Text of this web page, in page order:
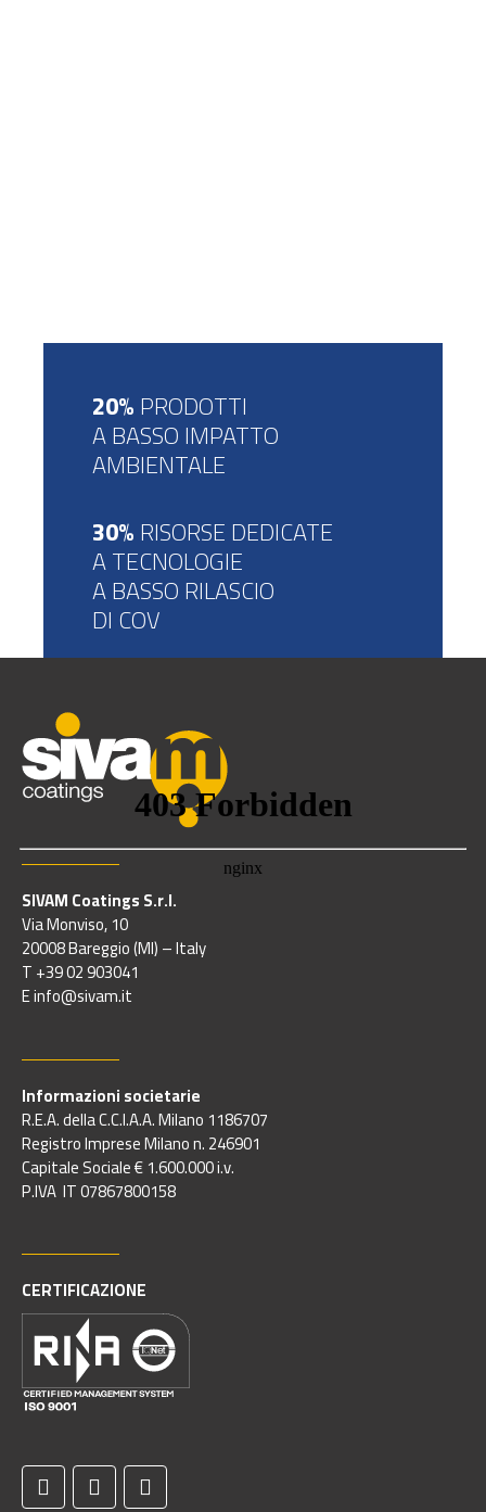
20%PRODOTTI
A BASSO IMPATTO
AMBIENTALE
30%RISORSE DEDICATE
A TECNOLOGIE
A BASSO RILASCIO
DI COV
SIVAM Coatings S.r.l.
Via Monviso, 10
20008 Bareggio (MI) – Italy
T +39 02 903041
E info@sivam.it
Informazioni societarie
R.E.A. della C.C.I.A.A. Milano 1186707
Registro Imprese Milano n. 246901
Capitale Sociale € 1.600.000 i.v.
P.IVA IT 07867800158
CERTIFICAZIONE